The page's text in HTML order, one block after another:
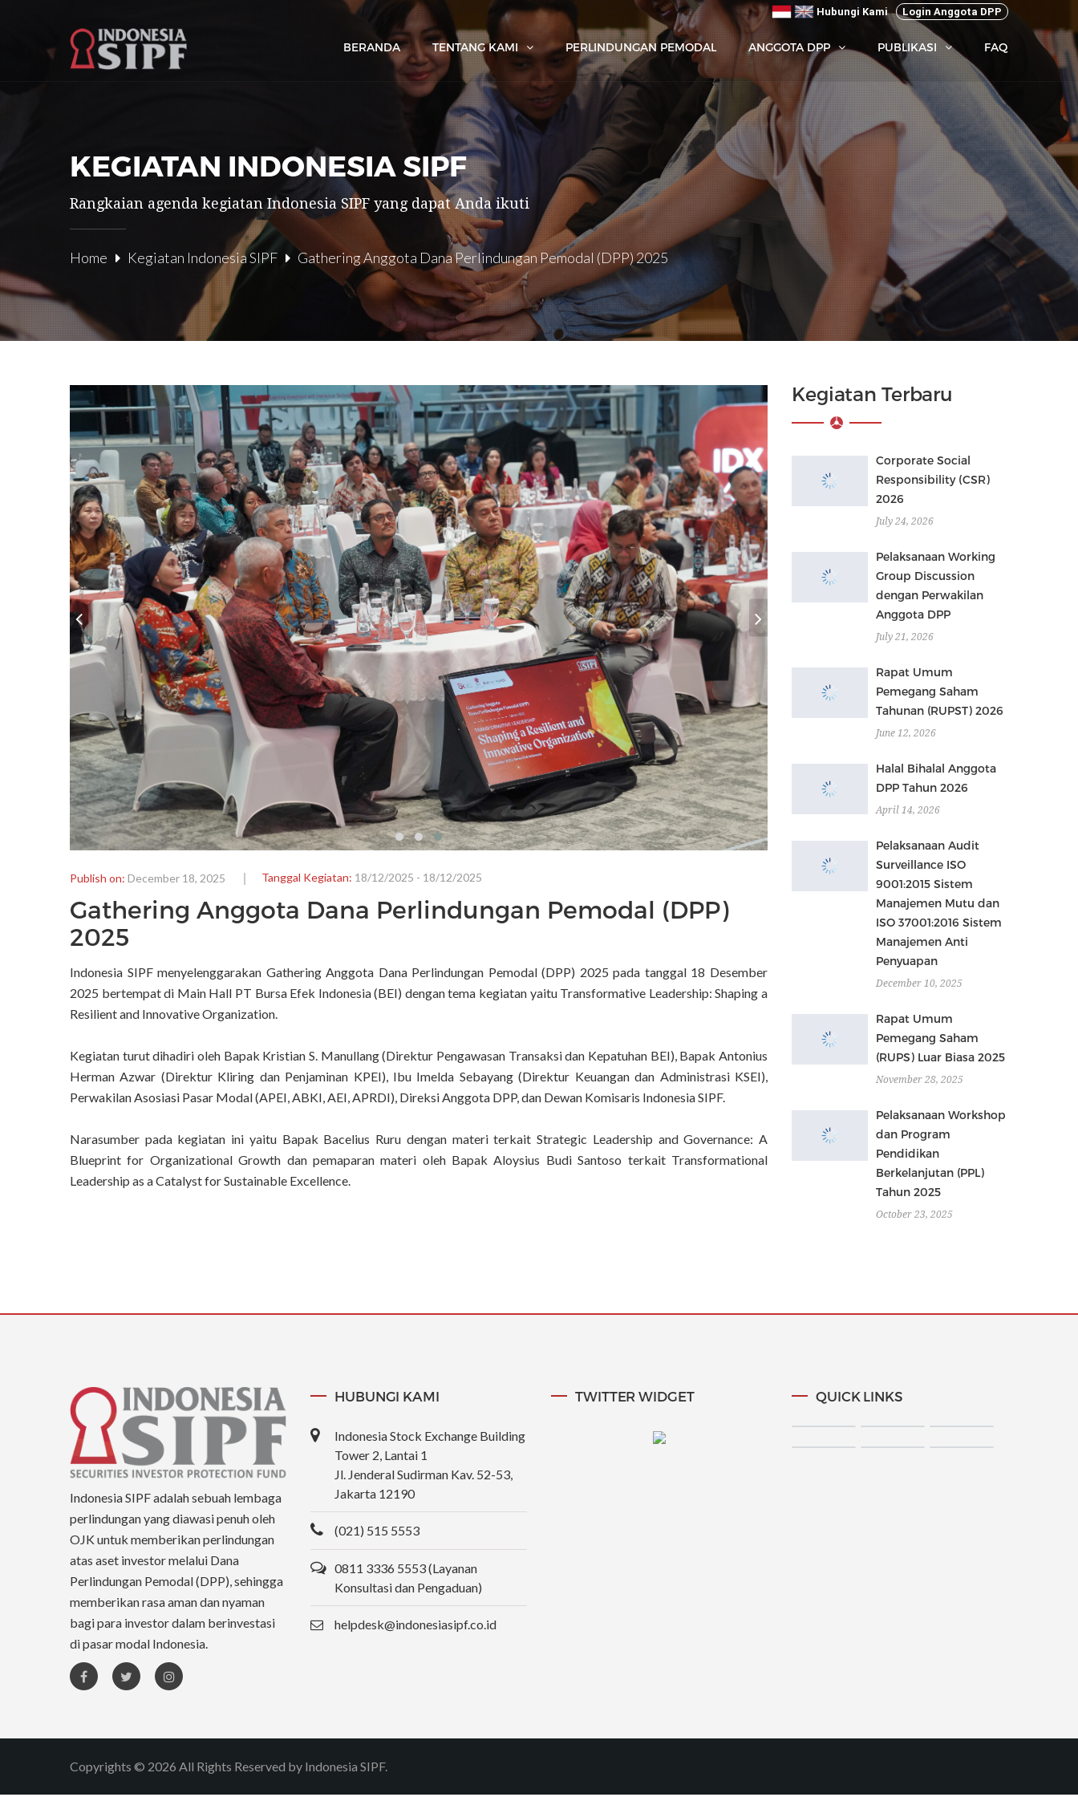
Hubungi Kami Login Anggota DPP
BERANDA TENTANG KAMI PERLINDUNGAN PEMODAL ANGGOTA DPP PUBLIKASI FAQ
KEGIATAN INDONESIA SIPF
Rangkaian agenda kegiatan Indonesia SIPF yang dapat Anda ikuti
Home Kegiatan Indonesia SIPF Gathering Anggota Dana Perlindungan Pemodal (DPP) 2025
Publish on: December 18, 2025 Tanggal Kegiatan: 18/12/2025 - 18/12/2025
Gathering Anggota Dana Perlindungan Pemodal (DPP)
2025
Indonesia SIPF menyelenggarakan Gathering Anggota Dana Perlindungan Pemodal (DPP) 2025 pada tanggal 18 Desember
2025 bertempat di Main Hall PT Bursa Efek Indonesia (BEI) dengan tema kegiatan yaitu Transformative Leadership: Shaping a
Resilient and Innovative Organization.
Kegiatan turut dihadiri oleh Bapak Kristian S. Manullang (Direktur Pengawasan Transaksi dan Kepatuhan BEI), Bapak Antonius
Herman Azwar (Direktur Kliring dan Penjaminan KPEI), Ibu Imelda Sebayang (Direktur Keuangan dan Administrasi KSEI),
Perwakilan Asosiasi Pasar Modal (APEI, ABKI, AEI, APRDI), Direksi Anggota DPP, dan Dewan Komisaris Indonesia SIPF.
Narasumber pada kegiatan ini yaitu Bapak Bacelius Ruru dengan materi terkait Strategic Leadership and Governance: A
Blueprint for Organizational Growth dan pemaparan materi oleh Bapak Aloysius Budi Santoso terkait Transformational
Leadership as a Catalyst for Sustainable Excellence.
Kegiatan Terbaru
Corporate Social
Responsibility (CSR)
2026
July 24, 2026
Pelaksanaan Working
Group Discussion
dengan Perwakilan
Anggota DPP
July 21, 2026
Rapat Umum
Pemegang Saham
Tahunan (RUPST) 2026
June 12, 2026
Halal Bihalal Anggota
DPP Tahun 2026
April 14, 2026
Pelaksanaan Audit
Surveillance ISO
9001:2015 Sistem
Manajemen Mutu dan
ISO 37001:2016 Sistem
Manajemen Anti
Penyuapan
December 10, 2025
Rapat Umum
Pemegang Saham
(RUPS) Luar Biasa 2025
November 28, 2025
Pelaksanaan Workshop
dan Program
Pendidikan
Berkelanjutan (PPL)
Tahun 2025
October 23, 2025
Indonesia SIPF adalah sebuah lembaga
perlindungan yang diawasi penuh oleh
OJK untuk memberikan perlindungan
atas aset investor melalui Dana
Perlindungan Pemodal (DPP), sehingga
memberikan rasa aman dan nyaman
bagi para investor dalam berinvestasi
di pasar modal Indonesia.
HUBUNGI KAMI
Indonesia Stock Exchange Building
Tower 2, Lantai 1
Jl. Jenderal Sudirman Kav. 52-53,
Jakarta 12190
(021) 515 5553
0811 3336 5553 (Layanan
Konsultasi dan Pengaduan)
helpdesk@indonesiasipf.co.id
TWITTER WIDGET QUICK LINKS
Copyrights © 2026 All Rights Reserved by Indonesia SIPF.